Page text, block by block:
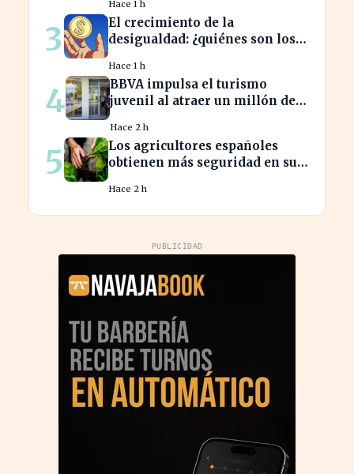
patrimonio en España
Hace 1 h
3
El crecimiento de la
desigualdad: ¿quiénes son los
Hace 1 h
4
BBVA impulsa el turismo
juvenil al atraer un millón de
Hace 2 h
5
Los agricultores españoles
obtienen más seguridad en sus
contratos
Hace 2 h
PUBLICIDAD